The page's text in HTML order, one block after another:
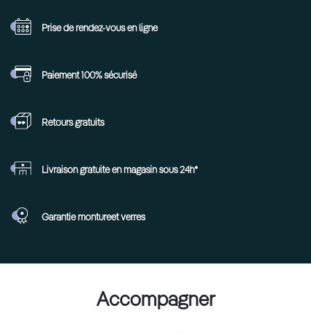
Prise de rendez-vous en ligne
Paiement 100%sécurisé
Retoursgratuits
Livraison gratuite en magasin sous 24h*
Garantie montureet verres
Accompagner